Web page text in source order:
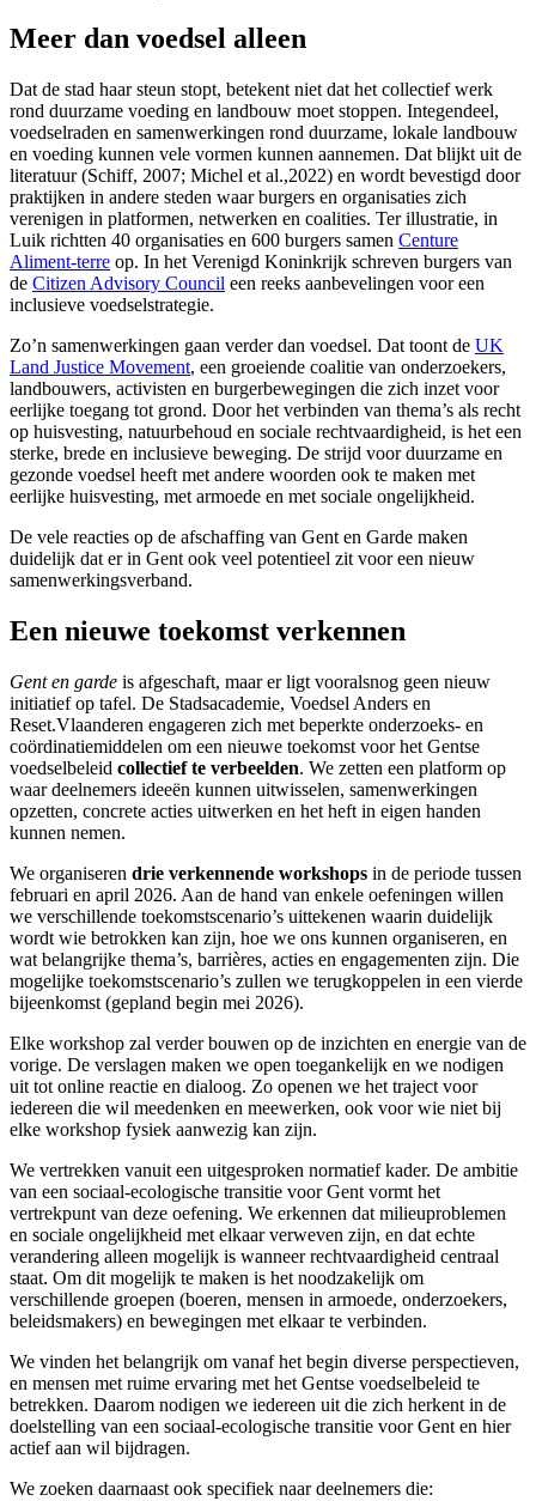
Meer dan voedsel alleen
Dat de stad haar steun stopt, betekent niet dat het collectief werk
rond duurzame voeding en landbouw moet stoppen. Integendeel,
voedselraden en samenwerkingen rond duurzame, lokale landbouw
en voeding kunnen vele vormen kunnen aannemen. Dat blijkt uit de
literatuur (Schiff, 2007; Michel et al.,2022) en wordt bevestigd door
praktijken in andere steden waar burgers en organisaties zich
verenigen in platformen, netwerken en coalities. Ter illustratie, in
Luik richtten 40 organisaties en 600 burgers samen Centure
Aliment-terre op. In het Verenigd Koninkrijk schreven burgers van
de Citizen Advisory Council een reeks aanbevelingen voor een
inclusieve voedselstrategie.
Zo’n samenwerkingen gaan verder dan voedsel. Dat toont de UK
Land Justice Movement, een groeiende coalitie van onderzoekers,
landbouwers, activisten en burgerbewegingen die zich inzet voor
eerlijke toegang tot grond. Door het verbinden van thema’s als recht
op huisvesting, natuurbehoud en sociale rechtvaardigheid, is het een
sterke, brede en inclusieve beweging. De strijd voor duurzame en
gezonde voedsel heeft met andere woorden ook te maken met
eerlijke huisvesting, met armoede en met sociale ongelijkheid.
De vele reacties op de afschaffing van Gent en Garde maken
duidelijk dat er in Gent ook veel potentieel zit voor een nieuw
samenwerkingsverband.
Een nieuwe toekomst verkennen
Gent en garde is afgeschaft, maar er ligt vooralsnog geen nieuw
initiatief op tafel. De Stadsacademie, Voedsel Anders en
Reset.Vlaanderen engageren zich met beperkte onderzoeks- en
coördinatiemiddelen om een nieuwe toekomst voor het Gentse
voedselbeleid collectief te verbeelden. We zetten een platform op
waar deelnemers ideeën kunnen uitwisselen, samenwerkingen
opzetten, concrete acties uitwerken en het heft in eigen handen
kunnen nemen.
We organiseren drie verkennende workshops in de periode tussen
februari en april 2026. Aan de hand van enkele oefeningen willen
we verschillende toekomstscenario’s uittekenen waarin duidelijk
wordt wie betrokken kan zijn, hoe we ons kunnen organiseren, en
wat belangrijke thema’s, barrières, acties en engagementen zijn. Die
mogelijke toekomstscenario’s zullen we terugkoppelen in een vierde
bijeenkomst (gepland begin mei 2026).
Elke workshop zal verder bouwen op de inzichten en energie van de
vorige. De verslagen maken we open toegankelijk en we nodigen
uit tot online reactie en dialoog. Zo openen we het traject voor
iedereen die wil meedenken en meewerken, ook voor wie niet bij
elke workshop fysiek aanwezig kan zijn.
We vertrekken vanuit een uitgesproken normatief kader. De ambitie
van een sociaal-ecologische transitie voor Gent vormt het
vertrekpunt van deze oefening. We erkennen dat milieuproblemen
en sociale ongelijkheid met elkaar verweven zijn, en dat echte
verandering alleen mogelijk is wanneer rechtvaardigheid centraal
staat. Om dit mogelijk te maken is het noodzakelijk om
verschillende groepen (boeren, mensen in armoede, onderzoekers,
beleidsmakers) en bewegingen met elkaar te verbinden.
We vinden het belangrijk om vanaf het begin diverse perspectieven,
en mensen met ruime ervaring met het Gentse voedselbeleid te
betrekken. Daarom nodigen we iedereen uit die zich herkent in de
doelstelling van een sociaal-ecologische transitie voor Gent en hier
actief aan wil bijdragen.
We zoeken daarnaast ook specifiek naar deelnemers die: